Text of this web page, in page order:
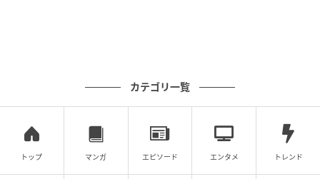
ポイントは次のとおりです。
年収30％は目安であって安全ラインではない：特に
額面ベースの場合、手取りではかなり余裕が削られる
カテゴリ一覧
トップ マンガ エピソード エンタメ トレンド